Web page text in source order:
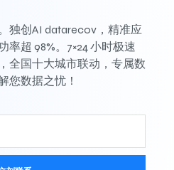
独创AI datarecov，精准应
率超 98%。7×24 小时极速
全国十大城市联动，专属数
您数据之忧！